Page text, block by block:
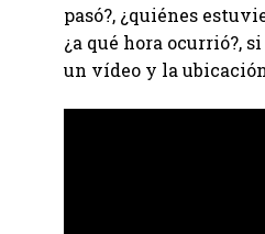
pasó?, ¿quiénes
¿a qué hora ocurrió?,
un vídeo y la